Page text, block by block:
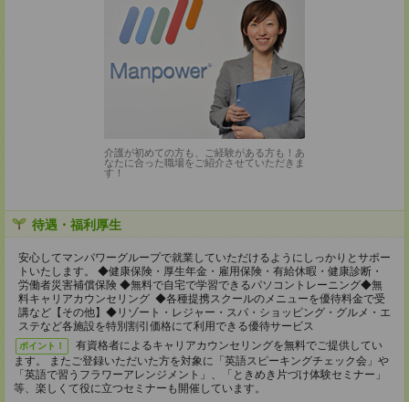
介護が初めての方も、ご経験がある方も！あ
なたに合った職場をご紹介させていただきま
す！
待遇・福利厚生
安心してマンパワーグループで就業していただけるようにしっかりとサポー
トいたします。 ◆健康保険・厚生年金・雇用保険・有給休暇・健康診断・
労働者災害補償保険 ◆無料で自宅で学習できるパソコントレーニング◆無
料キャリアカウンセリング ◆各種提携スクールのメニューを優待料金で受
講など【その他】◆リゾート・レジャー・スパ・ショッピング・グルメ・エ
ステなど各施設を特別割引価格にて利用できる優待サービス
ポイント！
有資格者によるキャリアカウンセリングを無料でご提供してい
ます。 またご登録いただいた方を対象に「英語スピーキングチェック会」や
「英語で習うフラワーアレンジメント」、「ときめき片づけ体験セミナー」
等、楽しくて役に立つセミナーも開催しています。